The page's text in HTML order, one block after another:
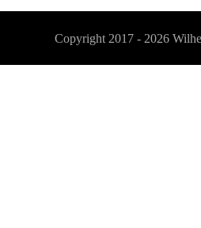
Copyright 2017 - 2026